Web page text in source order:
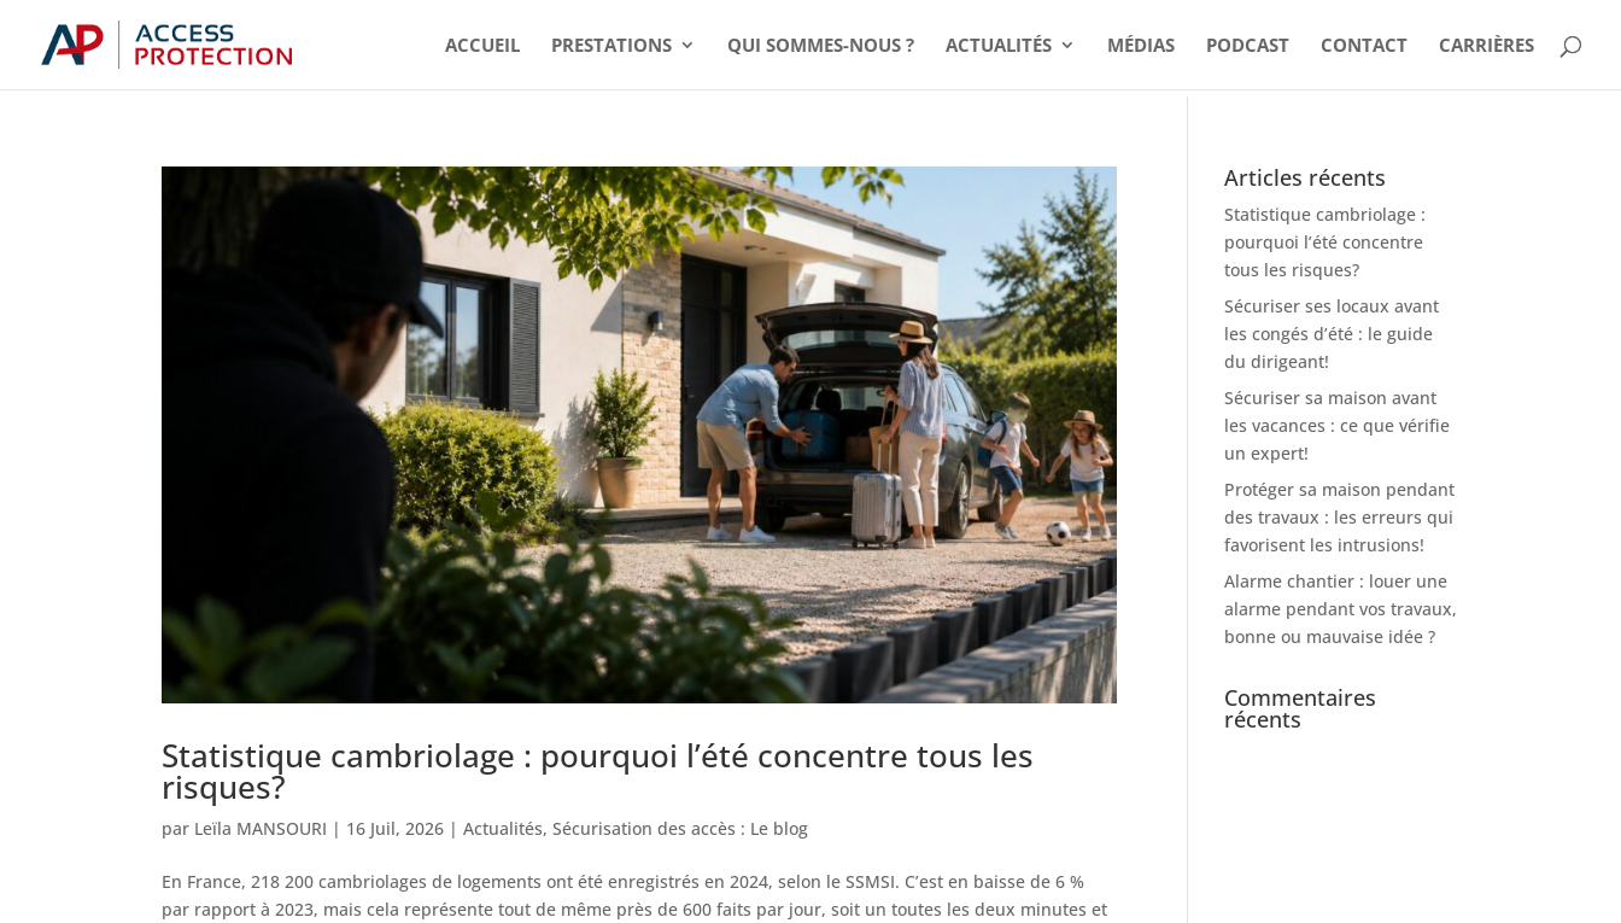
ACCUEIL PRESTATIONS QUI SOMMES-NOUS ? ACTUALITÉS MÉDIAS PODCAST CONTACT CARRIÈRES
Statistique cambriolage : pourquoi l’été concentre tous les
risques?
par Leïla MANSOURI | 16 Juil, 2026 |Actualités,Sécurisation des accès : Le blog
En France, 218 200 cambriolages de logements ont été enregistrés en 2024, selon le SSMSI. C’est en baisse de 6 %
par rapport à 2023, mais cela représente tout de même près de 600 faits par jour, soit un toutes les deux minutes et
Articles récents
Statistique cambriolage :
pourquoi l’été concentre
tous les risques?
Sécuriser ses locaux avant
les congés d’été : le guide
du dirigeant!
Sécuriser sa maison avant
les vacances : ce que vérifie
un expert!
Protéger sa maison pendant
des travaux : les erreurs qui
favorisent les intrusions!
Alarme chantier : louer une
alarme pendant vos travaux,
bonne ou mauvaise idée ?
Commentaires
récents